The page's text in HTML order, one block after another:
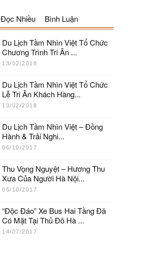
Đọc Nhiều Bình Luận
Du Lịch Tầm Nhìn Việt Tổ Chức
Chương Trình Tri Ân ...
13/02/2018
Du Lịch Tầm Nhìn Việt Tổ Chức
Lễ Tri Ân Khách Hàng...
13/02/2018
Du Lịch Tầm Nhìn Việt – Đồng
Hành & Trải Nghi...
06/10/2017
Thu Vọng Nguyệt – Hương Thu
Xưa Của Người Hà Nội...
05/10/2017
“Độc Đáo” Xe Bus Hai Tầng Đã
Có Mặt Tại Thủ Đô Hà ...
14/07/2017